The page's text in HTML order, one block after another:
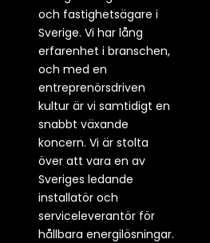
och fastighetsägare i
Sverige. Vi har lång
erfarenhet i branschen,
och med en
entreprenörsdriven
kultur är vi samtidigt en
snabbt växande
koncern. Vi är stolta
över att vara en av
Sveriges ledande
installatör och
serviceleverantör för
hållbara energilösningar.